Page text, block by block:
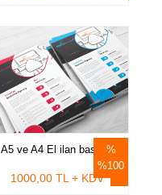
%100
A5 ve A4 El ilan baskısı
1000,00 TL + KDV